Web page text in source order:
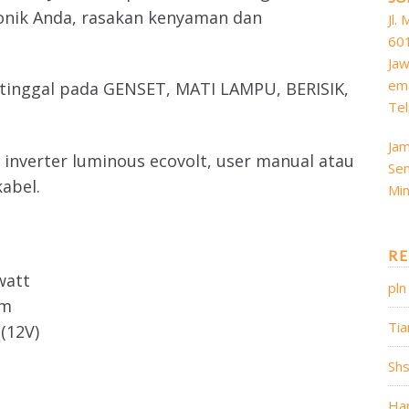
Anda, rasakan kenyaman dan
pada GENSET, MATI LAMPU, BERISIK,
luminous ecovolt, user manual atau
Jl.
pln
Shs